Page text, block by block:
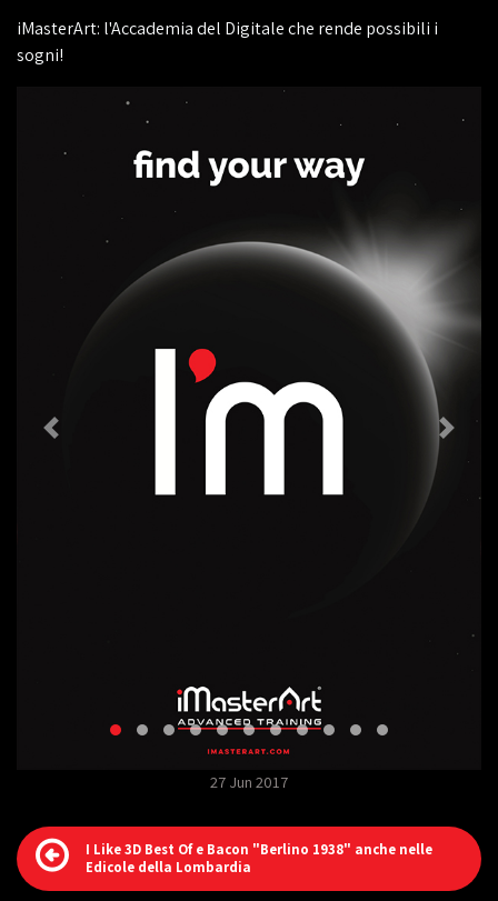
iMasterArt: l'Accademia del Digitale che rende possibili i
sogni!
27 Jun 2017
I Like 3D Best Of e Bacon "Berlino 1938" anche nelle
Edicole della Lombardia